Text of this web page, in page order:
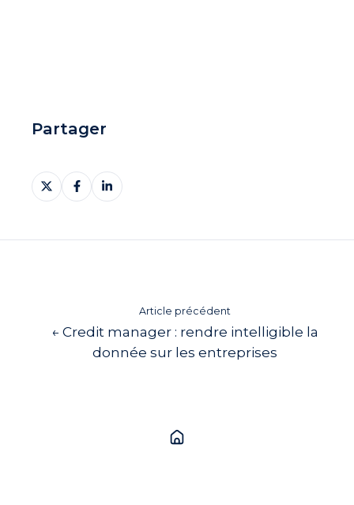
Partager
Partager
sur
Partager
sur
Partager
sur
Article précédent
← Credit manager : rendre intelligible la
donnée sur les entreprises